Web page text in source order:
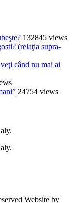
132845 views
(relaţia supra-
când nu mai ai
24754 views
Website by